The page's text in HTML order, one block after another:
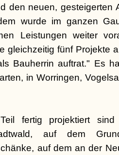
den neuen, gesteigerten
wurde im ganzen
Leistungen weiter
gleichzeitig fünf Projekte
Bauherrin auftrat." Es
in Worringen,
fertig projektiert sind
auf dem
auf dem an der